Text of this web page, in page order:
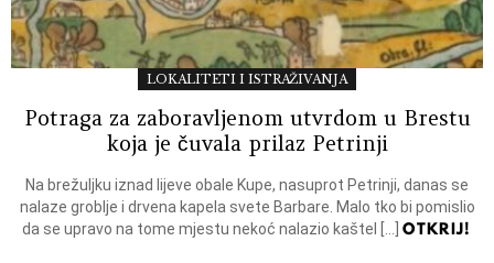
LOKALITETI I ISTRAŽIVANJA
Potraga za zaboravljenom utvrdom u Brestu
koja je čuvala prilaz Petrinji
Na brežuljku iznad lijeve obale Kupe, nasuprot Petrinji, danas se
nalaze groblje i drvena kapela svete Barbare. Malo tko bi pomislio
da se upravo na tome mjestu nekoć nalazio kaštel […]OTKRIJ!